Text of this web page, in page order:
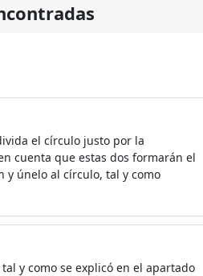
el círculo justo por la
cuenta que estas dos formarán el
y únelo al círculo, tal y como
tal y como se explicó en el apartado